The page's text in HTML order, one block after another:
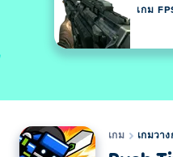
เกม
เกม เกมวา